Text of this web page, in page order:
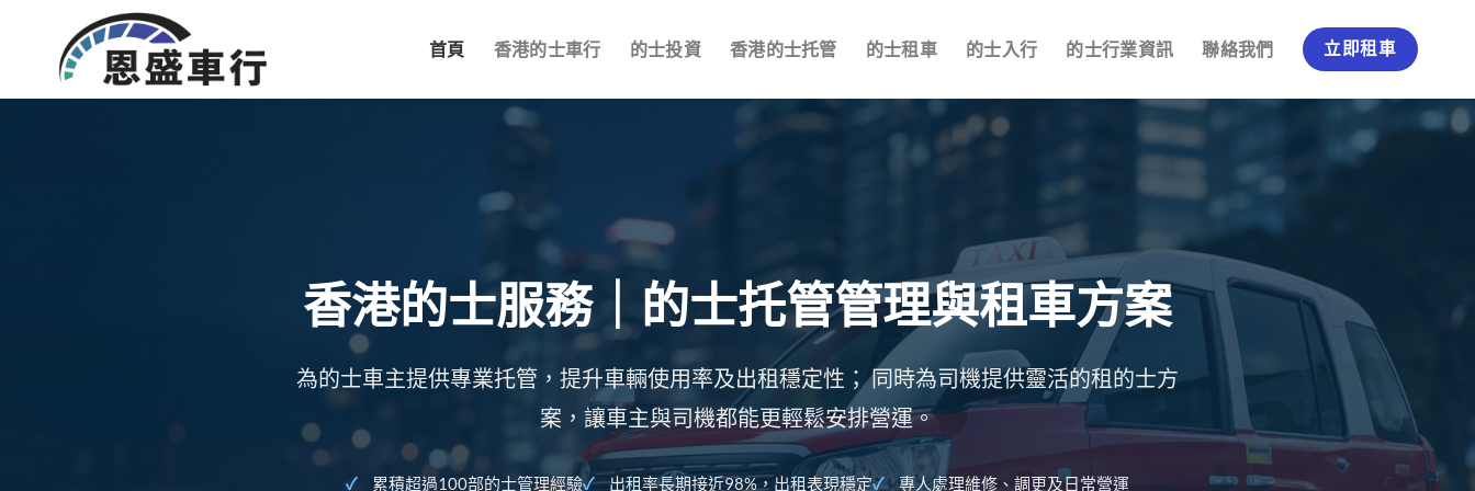
首頁 香港的士車行 的士投資 香港的士托管 的士租車 的士入行 的士行業資訊 聯絡我們 立即租車
香港的士服務｜的士托管管理與租車方案
為的士車主提供專業托管，提升車輛使用率及出租穩定性； 同時為司機提供靈活的租的士方
案，讓車主與司機都能更輕鬆安排營運。
累積超過100部的士管理經驗 出租率長期接近98%，出租表現穩定 專人處理維修、調更及日常營運